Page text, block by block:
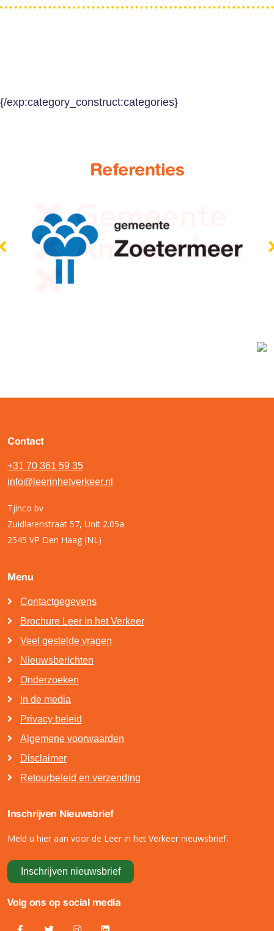
{/exp:category_construct:categories}
Referenties
Contact
+31 70 361 59 35
info@leerinhetverkeer.nl
Tjinco bv
Zuidlarenstraat 57, Unit 2.05a
2545 VP Den Haag (NL)
Menu
Contactgegevens
Brochure Leer in het Verkeer
Veel gestelde vragen
Nieuwsberichten
Onderzoeken
In de media
Privacy beleid
Algemene voorwaarden
Disclaimer
Retourbeleid en verzending
Inschrijven Nieuwsbrief
Meld u hier aan voor de Leer in het Verkeer nieuwsbrief.
Inschrijven nieuwsbrief
Volg ons op social media